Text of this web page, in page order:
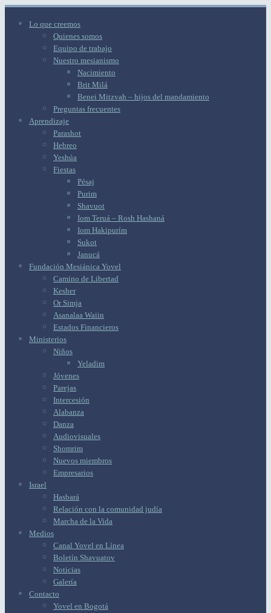
Lo que creemos
Quienes somos
Equipo de trabajo
Nuestro mesianismo
Nacimiento
Brit Milá
Benei Mitzvah – hijos del mandamiento
Preguntas frecuentes
Aprendizaje
Parashot
Hebreo
Yeshúa
Fiestas
Pésaj
Purim
Shavuot
Iom Teruá – Rosh Hashaná
Iom Hakipurím
Sukot
Janucá
Fundación Mesiánica Yovel
Camino de Libertad
Kesher
Or Simja
Asanalaa Waiin
Estados Financieros
Ministerios
Niños
Yeladim
Jóvenes
Parejas
Intercesión
Alabanza
Danza
Audiovisuales
Shomrim
Nuevos miembros
Empresarios
Israel
Hasbará
Relación con la comunidad judía
Marcha de la Vida
Medios
Canal Yovel en Línea
Boletín Shavuatov
Noticias
Galería
Contacto
Yovel en Bogotá